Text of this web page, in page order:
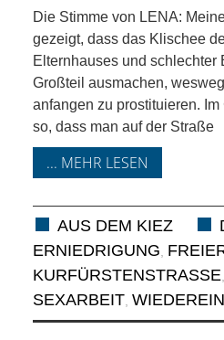
AUS DEM
KIEZ
GEWERBE
UND
KINDER,
Die Stimme von LENA:
gezeigt, dass das Klischee
Elternhauses und schlechter
Großteil ausmachen,
anfangen zu prostituieren.
so, dass man auf der Straße
... MEHR LESEN
AUS DEM KIEZ
ERNIEDRIGUNG,
KURFÜRSTENSTRASSE ,
SEXARBEIT,